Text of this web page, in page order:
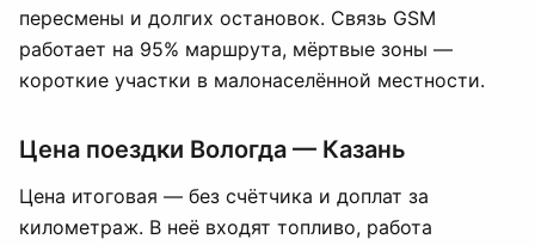
пересмены и долгих остановок. Связь GSM
работает на 95% маршрута, мёртвые зоны —
короткие участки в малонаселённой местности.
Цена поездки Вологда — Казань
Цена итоговая — без счётчика и доплат за
километраж. В неё входят топливо, работа